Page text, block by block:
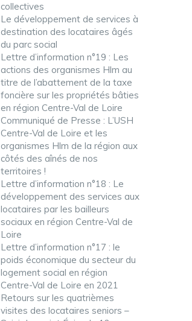
collectives
Le développement de services à
destination des locataires âgés
du parc social
Lettre d’information n°19 : Les
actions des organismes Hlm au
titre de l’abattement de la taxe
foncière sur les propriétés bâties
en région Centre-Val de Loire
Communiqué de Presse : L’USH
Centre-Val de Loire et les
organismes Hlm de la région aux
côtés des aînés de nos
territoires !
Lettre d’information n°18 : Le
développement des services aux
locataires par les bailleurs
sociaux en région Centre-Val de
Loire
Lettre d’information n°17 : le
poids économique du secteur du
logement social en région
Centre-Val de Loire en 2021
Retours sur les quatrièmes
visites des locataires seniors –